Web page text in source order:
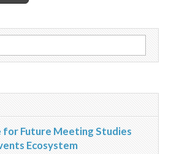
for Future Meeting Studies
Ecosystem